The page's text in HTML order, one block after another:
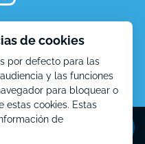
du site – ES
de cookies
por defecto para las
y las funciones
para bloquear o
estas cookies. Estas
de